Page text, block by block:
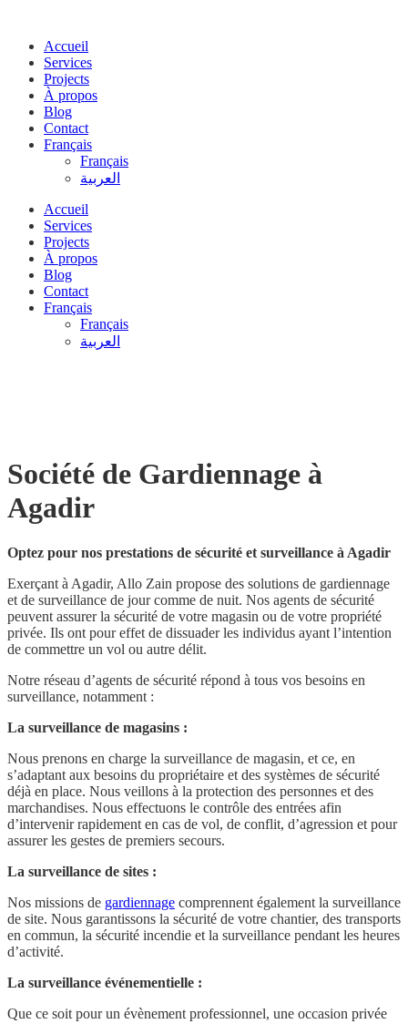
Accueil
Services
Projects
À propos
Blog
Contact
Français
Français
العربية
Accueil
Services
Projects
À propos
Blog
Contact
Français
Français
العربية
Société de Gardiennage à
Agadir
Optez pour nos prestations de sécurité et surveillance à Agadir
Exerçant à Agadir, Allo Zain propose des solutions de gardiennage
et de surveillance de jour comme de nuit. Nos agents de sécurité
peuvent assurer la sécurité de votre magasin ou de votre propriété
privée. Ils ont pour effet de dissuader les individus ayant l’intention
de commettre un vol ou autre délit.
Notre réseau d’agents de sécurité répond à tous vos besoins en
surveillance, notamment :
La surveillance de magasins :
Nous prenons en charge la surveillance de magasin, et ce, en
s’adaptant aux besoins du propriétaire et des systèmes de sécurité
déjà en place. Nous veillons à la protection des personnes et des
marchandises. Nous effectuons le contrôle des entrées afin
d’intervenir rapidement en cas de vol, de conflit, d’agression et pour
assurer les gestes de premiers secours.
La surveillance de sites :
Nos missions de gardiennage comprennent également la surveillance
de site. Nous garantissons la sécurité de votre chantier, des transports
en commun, la sécurité incendie et la surveillance pendant les heures
d’activité.
La surveillance événementielle :
Que ce soit pour un évènement professionnel, une occasion privée